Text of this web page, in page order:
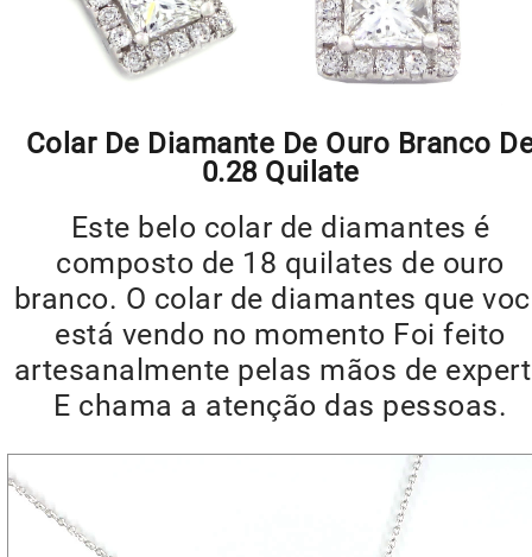
Colar De Diamante De Ouro Branco
0.28 Quilate
Este belo colar de diamantes é
composto de 18 quilates de ouro
branco. O colar de diamantes que
está vendo no momento Foi feito
artesanalmente pelas mãos de
E chama a atenção das pessoas.
Reprodutor